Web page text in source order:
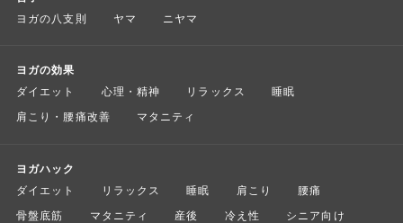
ヨガの八支則 ヤマ ニヤマ
ヨガの効果
ダイエット 心理・精神 リラックス
睡眠
肩こり・腰痛改善
マタニティ
ヨガハック
ダイエット リラックス 睡眠 肩こり
腰痛
骨盤底筋
マタニティ 産後 冷え性 シニア向け